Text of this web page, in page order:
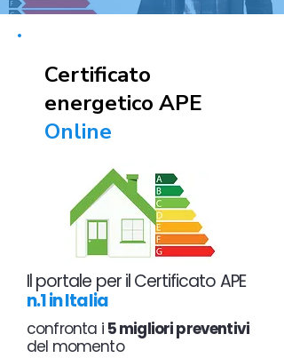
Certificato
energetico APE
Online
Il portale per il Certificato APE
n.1 in Italia
confronta i 5 migliori preventivi
del momento